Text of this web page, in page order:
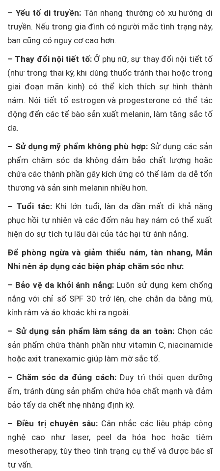
– Yếu tố di truyền: Tàn nhang thường có xu hướng di
truyền. Nếu trong gia đình có người mắc tình trạng này,
bạn cũng có nguy cơ cao hơn.
– Thay đổi nội tiết tố:Ở phụ nữ, sự thay đổi nội tiết tố
(như trong thai kỳ, khi dùng thuốc tránh thai hoặc trong
giai đoạn mãn kinh) có thể kích thích sự hình thành
nám. Nội tiết tố estrogen và progesterone có thể tác
động đến các tế bào sản xuất melanin, làm tăng sắc tố
da.
– Sử dụng mỹ phẩm không phù hợp:Sử dụng các sản
phẩm chăm sóc da không đảm bảo chất lượng hoặc
chứa các thành phần gây kích ứng có thể làm da dễ tổn
thương và sản sinh melanin nhiều hơn.
– Tuổi tác: Khi lớn tuổi, làn da dần mất đi khả năng
phục hồi tự nhiên và các đốm nâu hay nám có thể xuất
hiện do sự tích tụ lâu dài của tác hại từ ánh nắng.
Để phòng ngừa và giảm thiểu nám, tàn nhang, Mẫn
Nhi nên áp dụng các biện pháp chăm sóc như:
– Bảo vệ da khỏi ánh nắng:Luôn sử dụng kem chống
nắng với chỉ số SPF 30 trở lên, che chắn da bằng mũ,
kính râm và áo khoác khi ra ngoài.
– Sử dụng sản phẩm làm sáng da an toàn: Chọn các
sản phẩm chứa thành phần như vitamin C, niacinamide
hoặc axit tranexamic giúp làm mờ sắc tố.
– Chăm sóc da đúng cách: Duy trì thói quen dưỡng
ẩm, tránh dùng sản phẩm chứa hóa chất mạnh và đảm
bảo tẩy da chết nhẹ nhàng định kỳ.
– Điều trị chuyên sâu: Cân nhắc các liệu pháp công
nghệ cao như laser, peel da hóa học hoặc tiêm
mesotherapy, tùy theo tình trạng cụ thể và được bác sĩ
tư vấn.